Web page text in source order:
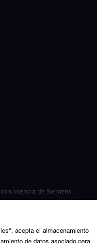
licencia de Siemens AG. ©